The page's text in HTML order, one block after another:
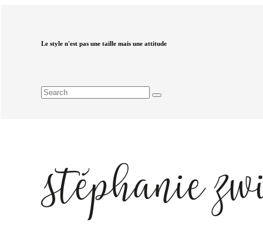
Le style n'est pas une taille mais une attitude